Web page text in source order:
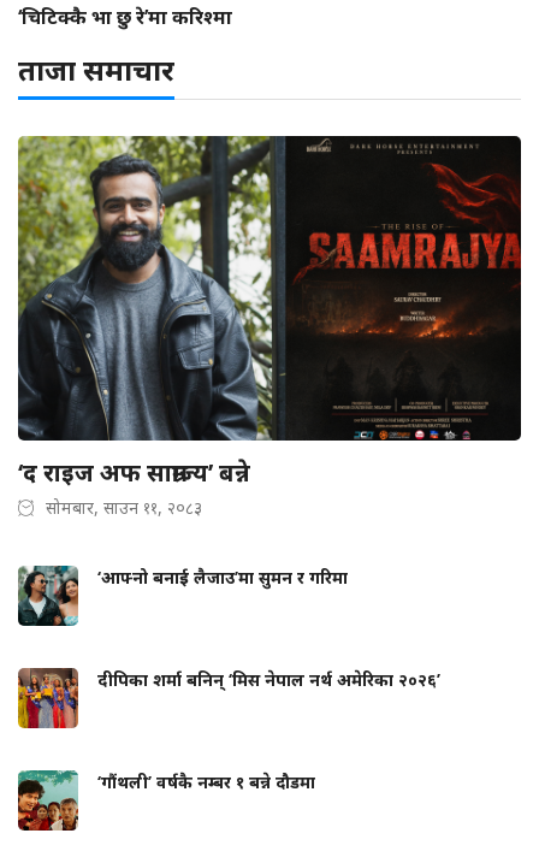
‘चिटिक्कै भा छु रे’मा करिश्मा
ताजा समाचार
‘द राइज अफ साम्राज्य’ बन्ने
सोमबार, साउन ११, २०८३
‘आफ्नो बनाई लैजाउ’मा सुमन र गरिमा
दीपिका शर्मा बनिन् ‘मिस नेपाल नर्थ अमेरिका २०२६’
‘गौंथली’ वर्षकै नम्बर १ बन्ने दौडमा